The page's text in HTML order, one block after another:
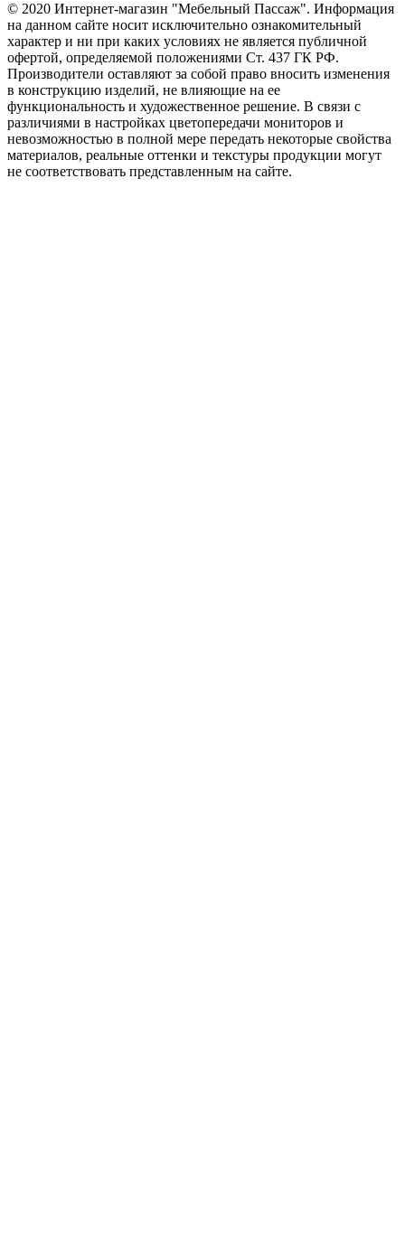
© 2020 Интернет-магазин "Мебельный Пассаж". Информация
на данном сайте носит исключительно ознакомительный
характер и ни при каких условиях не является публичной
офертой, определяемой положениями Ст. 437 ГК РФ.
Производители оставляют за собой право вносить изменения
в конструкцию изделий, не влияющие на ее
функциональность и художественное решение. В связи с
различиями в настройках цветопередачи мониторов и
невозможностью в полной мере передать некоторые свойства
материалов, реальные оттенки и текстуры продукции могут
не соответствовать представленным на сайте.